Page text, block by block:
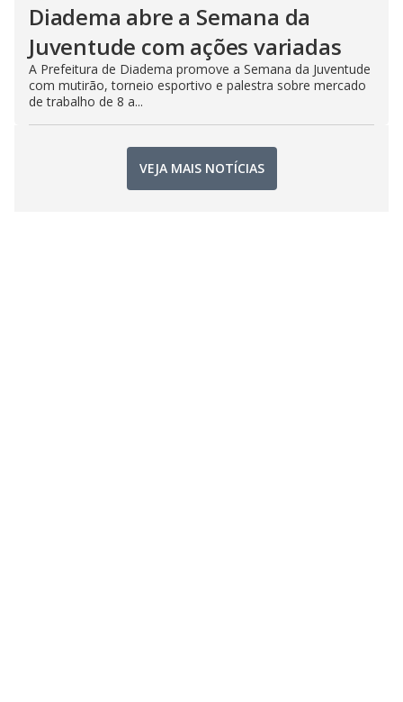
Diadema abre a Semana da
Juventude com ações variadas
A Prefeitura de Diadema promove a Semana da Juventude
com mutirão, torneio esportivo e palestra sobre mercado
de trabalho de 8 a...
VEJA MAIS NOTÍCIAS